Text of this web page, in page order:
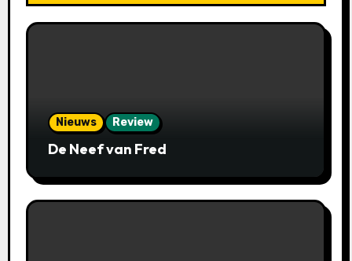
Nieuws Review
De Neef van Fred